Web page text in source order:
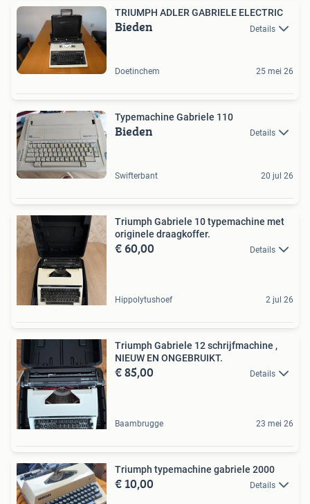
TRIUMPH ADLER GABRIELE ELECTRIC
Bieden Details
Doetinchem 25 mei 26
Typemachine Gabriele 110
Bieden Details
Swifterbant 20 jul 26
Triumph Gabriele 10 typemachine met
originele draagkoffer.
€ 60,00 Details
Hippolytushoef 2 jul 26
Triumph Gabriele 12 schrijfmachine ,
NIEUW EN ONGEBRUIKT.
€ 85,00 Details
Baambrugge 23 mei 26
Triumph typemachine gabriele 2000
€ 10,00 Details